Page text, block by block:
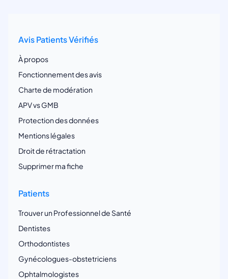
Avis Patients Vérifiés
À propos
Fonctionnement des avis
Charte de modération
APV vs GMB
Protection des données
Mentions légales
Droit de rétractation
Supprimer ma fiche
Patients
Trouver un Professionnel de Santé
Dentistes
Orthodontistes
Gynécologues-obstetriciens
Ophtalmologistes